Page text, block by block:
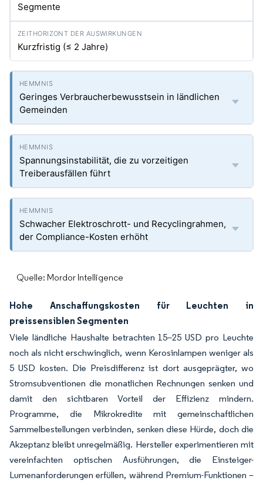
Segmente
Kurzfristig (≤ 2 Jahre)
Geringes Verbraucherbewusstsein in ländlichen
Gemeinden
Spannungsinstabilität, die zu vorzeitigen
Treiberausfällen führt
Schwacher Elektroschrott- und Recyclingrahmen,
der Compliance-Kosten erhöht
Quelle: Mordor Intelligence
Hohe Anschaffungskosten für Leuchten in
preissensiblen Segmenten
Viele ländliche Haushalte betrachten 15–25 USD pro Leuchte
noch als nicht erschwinglich, wenn Kerosinlampen weniger als
5 USD kosten. Die Preisdifferenz ist dort ausgeprägter, wo
Stromsubventionen die monatlichen Rechnungen senken und
damit den sichtbaren Vorteil der Effizienz mindern.
Programme, die Mikrokredite mit gemeinschaftlichen
Sammelbestellungen verbinden, senken diese Hürde, doch die
Akzeptanz bleibt unregelmäßig. Hersteller experimentieren mit
vereinfachten optischen Ausführungen, die Einsteiger-
Lumenanforderungen erfüllen, während Premium-Funktionen –